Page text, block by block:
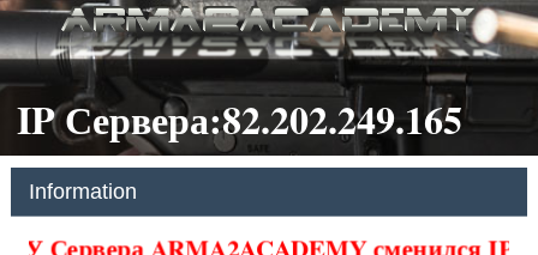
IP Сервера:82.202.249.165
Information